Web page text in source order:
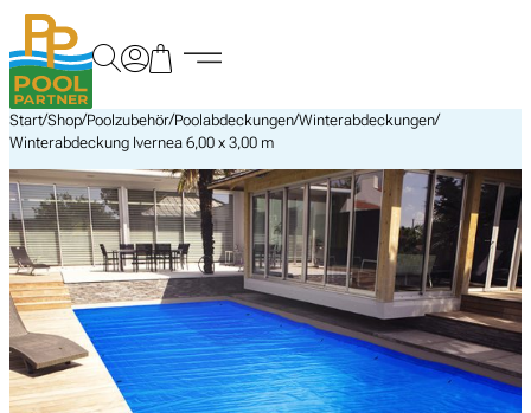
Zum
Inhalt
springen
Start/Shop/Poolzubehör/Poolabdeckungen/Winterabdeckungen/
Winterabdeckung Ivernea 6,00 x 3,00 m